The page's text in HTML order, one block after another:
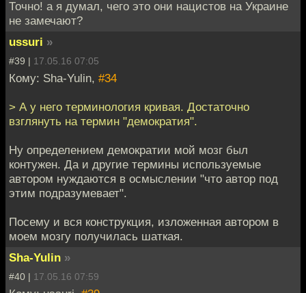
Точно! а я думал, чего это они нацистов на Украине
не замечают?
ussuri »
#39 | 17.05.16 07:05
Кому: Sha-Yulin, #34
> А у него терминология кривая. Достаточно
взглянуть на термин "демократия".
Ну определением демократии мой мозг был
контужен. Да и другие термины используемые
автором нуждаются в осмыслении "что автор под
этим подразумевает".
Посему и вся конструкция, изложенная автором в
моем мозгу получилась шаткая.
Sha-Yulin »
#40 | 17.05.16 07:59